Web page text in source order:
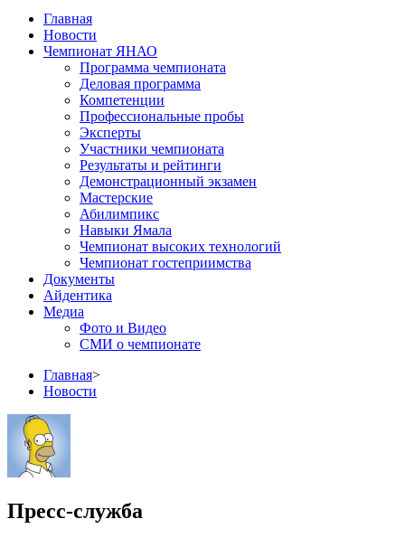
Главная
Новости
Чемпионат ЯНАО
Программа чемпионата
Деловая программа
Компетенции
Профессиональные пробы
Эксперты
Участники чемпионата
Результаты и рейтинги
Демонстрационный экзамен
Мастерские
Абилимпикс
Навыки Ямала
Чемпионат высоких технологий
Чемпионат гостеприимства
Документы
Айдентика
Медиа
Фото и Видео
СМИ о чемпионате
Главная>
Новости
Пресс-служба